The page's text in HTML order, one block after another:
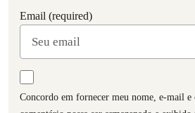
Email (required)
Concordo em fornecer meu nome, e-mail e